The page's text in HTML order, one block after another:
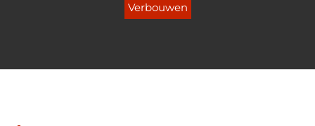
Verbouwen